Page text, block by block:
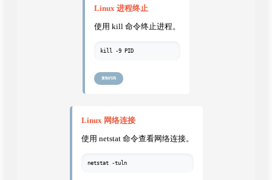
Linux 进程终止
使用 kill 命令终止进程。
kill -9 PID
复制代码
Linux 网络连接
使用 netstat 命令查看网络连接。
netstat -tuln